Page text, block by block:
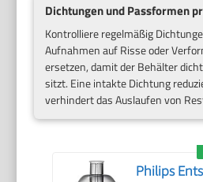
Dichtungen und Passformen
Kontrolliere regelmäßig
Aufnahmen auf Risse oder
ersetzen, damit der Behälter
sitzt. Eine intakte Dichtung
verhindert das Auslaufen von
Philips